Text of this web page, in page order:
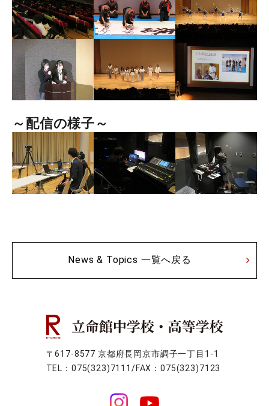
～配信の様子～
News & Topics 一覧へ戻る
〒617-8577 京都府長岡京市調子一丁目1-1
TEL：075(323)7111/FAX：075(323)7123